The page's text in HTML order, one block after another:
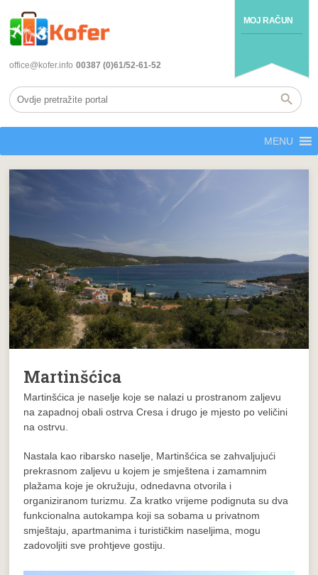
MOJ RAČUN
office@kofer.info 00387 (0)61/52-61-52
MENU
Martinšćica
Martinšćica je naselje koje se nalazi u prostranom zaljevu
na zapadnoj obali ostrva Cresa i drugo je mjesto po veličini
na ostrvu.
Nastala kao ribarsko naselje, Martinšćica se zahvaljujući
prekrasnom zaljevu u kojem je smještena i zamamnim
plažama koje je okružuju, odnedavna otvorila i
organiziranom turizmu. Za kratko vrijeme podignuta su dva
funkcionalna autokampa koji sa sobama u privatnom
smještaju, apartmanima i turističkim naseljima, mogu
zadovoljiti sve prohtjeve gostiju.